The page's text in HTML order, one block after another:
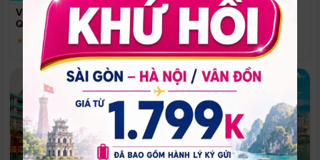
Vinpearl Resort & Spa Phu
Quoc
★ 5.0
Quoc
Phú Quốc
★ 5.0